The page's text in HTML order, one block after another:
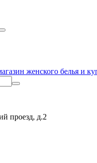
проезд, д.2